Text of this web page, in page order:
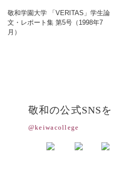
敬和学園大学 「VERITAS」学生論
文・レポート集 第5号（1998年7
月）
敬和の公式SNS
@keiwacollege